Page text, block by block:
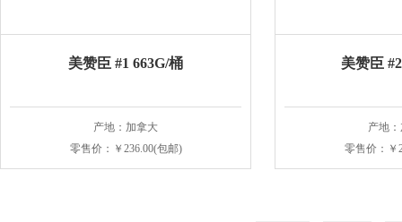
美赞臣 #1 663G/桶
产地：加拿大
零售价：￥236.00(包邮)
美赞臣
产地
零售价：￥